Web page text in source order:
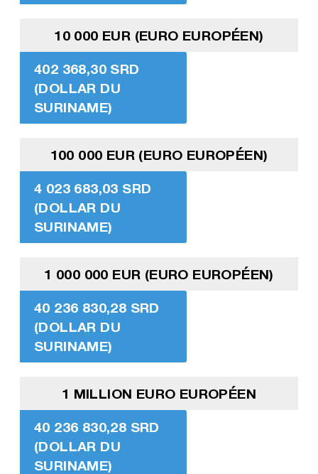
10 000 EUR (EURO EUROPÉEN)
402 368,30 SRD
(DOLLAR DU
SURINAME)
100 000 EUR (EURO EUROPÉEN)
4 023 683,03 SRD
(DOLLAR DU
SURINAME)
1 000 000 EUR (EURO EUROPÉEN)
40 236 830,28 SRD
(DOLLAR DU
SURINAME)
1 MILLION EURO EUROPÉEN
40 236 830,28 SRD
(DOLLAR DU
SURINAME)